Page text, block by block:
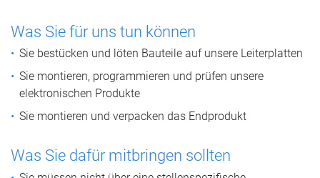
Was Sie für uns tun können
Sie bestücken und löten Bauteile auf unsere Leiterplatten
Sie montieren, programmieren und prüfen unsere
elektronischen Produkte
Sie montieren und verpacken das Endprodukt
Was Sie dafür mitbringen sollten